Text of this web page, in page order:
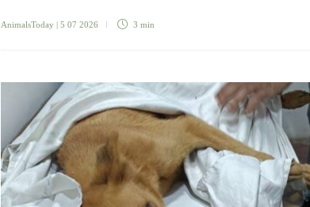
AnimalsToday | 5 07 2026 3 min